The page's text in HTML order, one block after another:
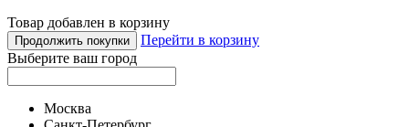
Товар добавлен в корзину
Продолжить покупки
Перейти в корзину
Выберите ваш город
Москва